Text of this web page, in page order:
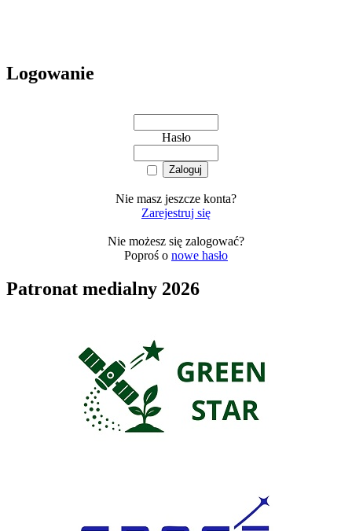
Logowanie
Hasło
Nie masz jeszcze konta?
Zarejestruj się
Nie możesz się zalogować?
Poproś o nowe hasło
Patronat medialny 2026